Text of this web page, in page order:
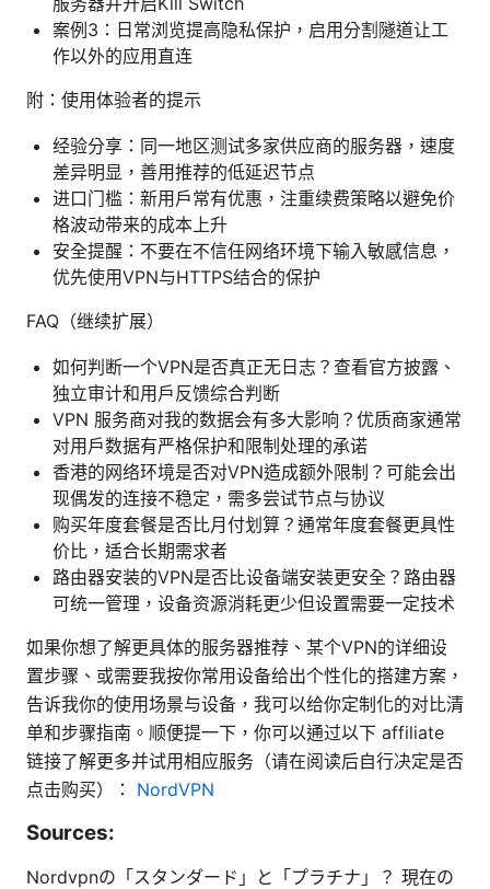
案例3：日常浏览提高隐私保护，启用分割隧道让工
作以外的应用直连
附：使用体验者的提示
经验分享：同一地区测试多家供应商的服务器，速度
差异明显，善用推荐的低延迟节点
进口门槛：新用户常有优惠，注重续费策略以避免价
格波动带来的成本上升
安全提醒：不要在不信任网络环境下输入敏感信息，
优先使用VPN与HTTPS结合的保护
FAQ（继续扩展）
如何判断一个VPN是否真正无日志？查看官方披露、
独立审计和用户反馈综合判断
VPN 服务商对我的数据会有多大影响？优质商家通常
对用户数据有严格保护和限制处理的承诺
香港的网络环境是否对VPN造成额外限制？可能会出
现偶发的连接不稳定，需多尝试节点与协议
购买年度套餐是否比月付划算？通常年度套餐更具性
价比，适合长期需求者
路由器安装的VPN是否比设备端安装更安全？路由器
可统一管理，设备资源消耗更少但设置需要一定技术
如果你想了解更具体的服务器推荐、某个VPN的详细设
置步骤、或需要我按你常用设备给出个性化的搭建方案，
告诉我你的使用场景与设备，我可以给你定制化的对比清
单和步骤指南。顺便提一下，你可以通过以下 affiliate
链接了解更多并试用相应服务（请在阅读后自行决定是否
点击购买）： NordVPN
Sources:
Nordvpnの「スタンダード」と「プラチナ」？ 現在の